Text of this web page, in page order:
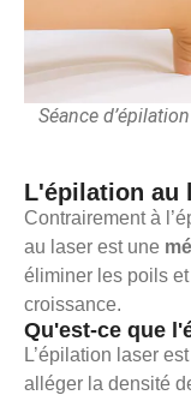
Séance
L'épilation au
Contrairement à
au laser est une
éliminer les poils
croissance.
Qu'est-ce que
L’épilation laser
alléger la densité